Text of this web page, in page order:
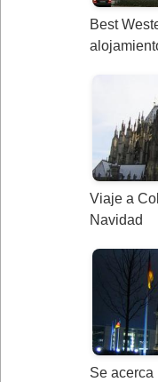
Best
Viaje a
Navidad
Se acerca